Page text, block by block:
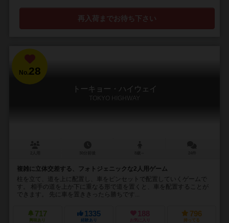
再入荷までお待ち下さい
No.28
トーキョー・ハイウェイ
TOKYO HIGHWAY
複雑に立体交差する、フォトジェニックな2人用ゲーム
柱を立て、道を上に配置し、車をピンセットで配置していくゲームで
す。 相手の道を上か下に重なる形で道を置くと、車を配置することが
できます。 先に車を置ききったら勝ちです...
717
興味あり
1335
経験あり
188
お気に入り
796
持ってる